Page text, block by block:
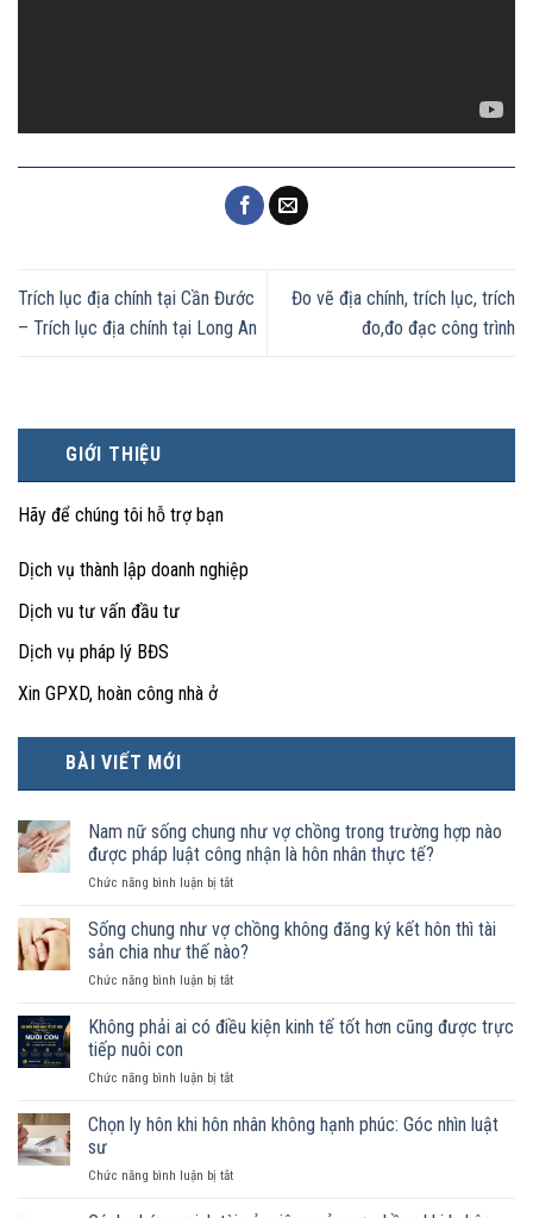
GIỚI THIỆU
Hãy để chúng tôi hỗ trợ bạn
Dịch vụ thành lập doanh nghiệp
Dịch vu tư vấn đầu tư
Dịch vụ pháp lý BĐS
Xin GPXD, hoàn công nhà ở
BÀI VIẾT MỚI
Nam nữ sống chung như vợ chồng trong trường hợp nào
được pháp luật công nhận là hôn nhân thực tế?
Chức năng bình luận bị tắtở
nữ
sống
chung
như
chồng
hợp
được
công
Sống chung như vợ chồng không đăng ký kết hôn thì tài
sản chia như thế nào?
Chức năng bình luận bị tắtở
chung
chồng
đăng
hôn
Không phải ai có điều kiện kinh tế tốt hơn cũng được trực
tiếp nuôi con
Chức năng bình luận bị tắtở
phải
điều
Chọn ly hôn khi hôn nhân không hạnh phúc: Góc nhìn luật
sư
Chức năng bình luận bị tắtở
ly
Trích lục địa chính tại Cần Đước
– Trích lục địa chính tại Long An
Đo vẽ địa chính, trích lục, trích
đo,đo đạc công trình